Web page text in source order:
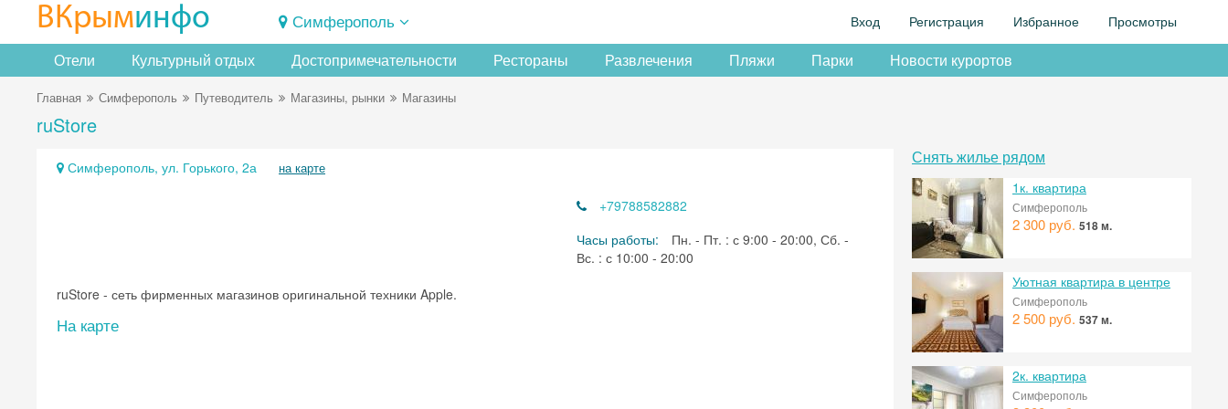
ВКрыминфо Симферополь Вход Регистрация Избранное Просмотры
Отели Культурный отдых Достопримечательности Рестораны Развлечения Пляжи Парки Новости курортов
Главная Симферополь Путеводитель Магазины, рынки Магазины
ruStore
Симферополь, ул. Горького, 2а на карте
+79788582882
Часы работы:
Пн. - Пт. : с 9:00 - 20:00, Сб. -
Вс. : с 10:00 - 20:00
ruStore - сеть фирменных магазинов оригинальной техники Apple.
На карте
Снять жилье рядом
1к. квартира
Симферополь
2 300 руб. 518 м.
Уютная квартира в центре
Симферополь
2 500 руб. 537 м.
2к. квартира
Симферополь